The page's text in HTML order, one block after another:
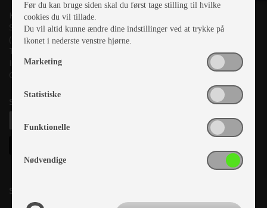
Kronjyllands Camping Center A/S
Suderholmen 10, 8960 Randers SØ
(Lige ud til Grenåvej)
Tlf. +45 87 10 98 70
Info@as-kcc.dk
CVR: 33 38 77 33
Samtykke til nyhedsbrev
Salgsafdeling:
Før du kan bruge siden skal du først tage stilling til hvilke
cookies du vil tillade.
Du vil altid kunne ændre dine indstillinger ved at trykke på
ikonet i nederste venstre hjørne.
Marketing
Statistiske
Funktionelle
Nødvendige